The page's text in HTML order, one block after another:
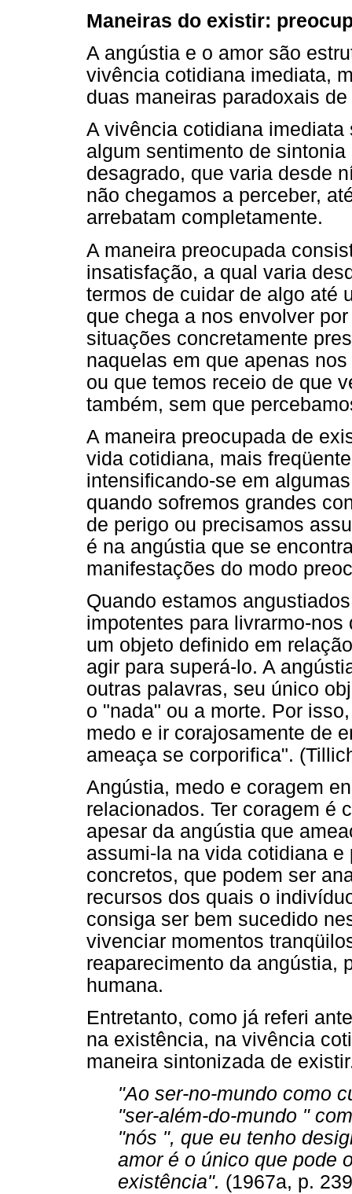
Maneiras do existir:
A angústia e o amor são
vivência cotidiana imediata,
duas maneiras paradoxais
A vivência cotidiana
algum sentimento de
desagrado, que varia desde
não chegamos a perceber,
arrebatam completamente.
A maneira preocupada
insatisfação, a qual varia
termos de cuidar de algo até
que chega a nos envolver
situações concretamente
naquelas em que apenas
ou que temos receio de que
também, sem que
A maneira preocupada de
vida cotidiana, mais
intensificando-se em
quando sofremos grandes
de perigo ou precisamos
é na angústia que se
manifestações do modo
Quando estamos
impotentes para livrarmo-
um objeto definido em
agir para superá-lo. A
outras palavras, seu único
o "nada" ou a morte. Por
medo e ir corajosamente de
ameaça se corporifica".
Angústia, medo e coragem
relacionados. Ter coragem é
apesar da angústia que
assumi-la na vida cotidiana
concretos, que podem ser
recursos dos quais o
consiga ser bem sucedido
vivenciar momentos
reaparecimento da angústia,
humana.
Entretanto, como já referi
na existência, na vivência
maneira sintonizada de
"Ao ser-no-mundo como
"ser-além-do-mundo "
"nós ", que eu tenho
amor é o único que pode
existência". (1967a, p.